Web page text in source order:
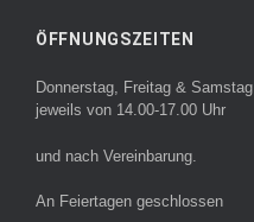
ÖFFNUNGSZEITEN
Donnerstag, Freitag & Samstag
jeweils von 14.00-17.00 Uhr
und nach Vereinbarung.
An Feiertagen geschlossen